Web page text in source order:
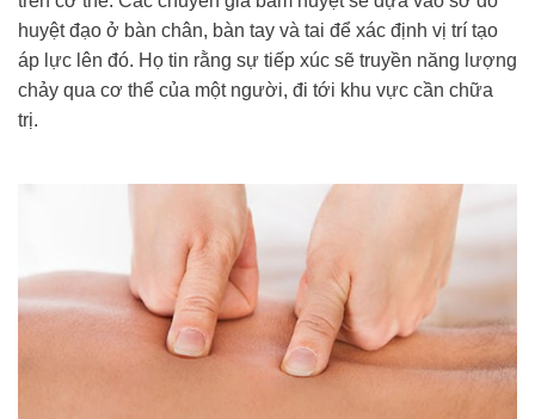
huyệt đạo ở bàn chân, bàn tay và tai để xác định vị trí tạo
áp lực lên đó. Họ tin rằng sự tiếp xúc sẽ truyền năng lượng
chảy qua cơ thể của một người, đi tới khu vực cần chữa
trị.